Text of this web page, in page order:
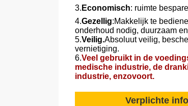
3. Economisch: ruimte
4.Gezellig:Makkelijk te
onderhoud nodig, duurzaam
5.Veilig.Absoluut veilig,
vernietiging.
6.Veel gebruikt in de
medische industrie, de
industrie, enzovoort.
Verplichte